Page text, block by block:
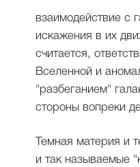
взаимодействие с
искажения в их
считается,
Вселенной и
"разбеганием"
стороны вопреки
Темная материя и
и так называемые